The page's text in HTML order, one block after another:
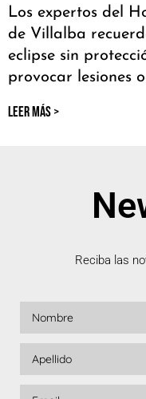
Los expertos del
de Villalba
eclipse sin
provocar lesiones
LEER MÁS >
Reciba las